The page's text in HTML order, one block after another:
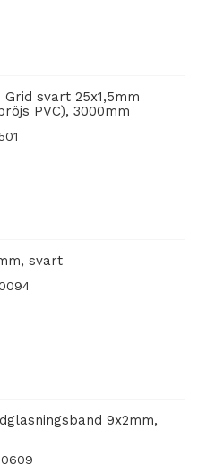
svart 25x1,5mm
PVC), 3000mm
svart
9x2mm,